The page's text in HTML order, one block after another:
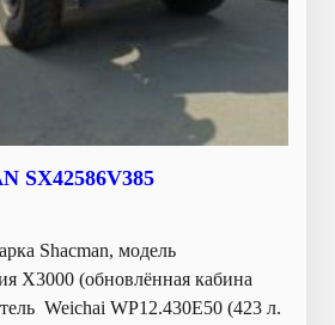
SX42586V385
Shacman, модель
Х3000 (обновлённая кабина
Weichai WP12.430E50 (423 л.